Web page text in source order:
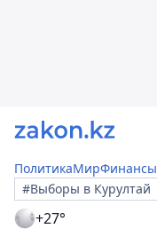
ПолитикаМирФинансы
#Выборы в Курултай
+27°